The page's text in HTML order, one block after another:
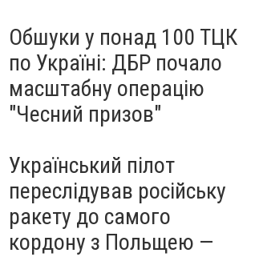
Обшуки у понад 100 ТЦК
по Україні: ДБР почало
масштабну операцію
"Чесний призов"
Український пілот
переслідував російську
ракету до самого
кордону з Польщею —